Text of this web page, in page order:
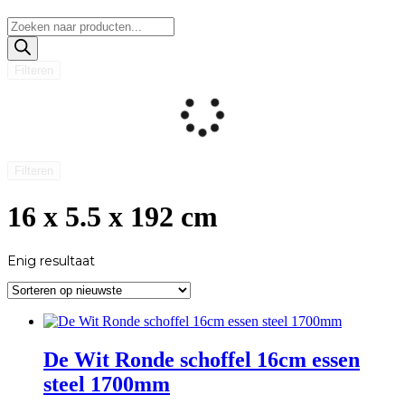
Producten
zoeken
16 x 5.5 x 192 cm
Enig resultaat
De Wit Ronde schoffel 16cm essen
steel 1700mm